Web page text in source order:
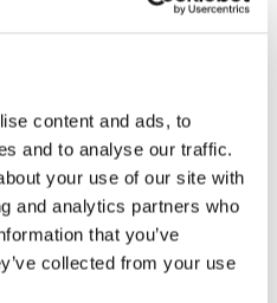
content and ads, to
and to analyse our traffic.
your use of our site with
and analytics partners who
that you’ve
collected from your use
no será publicada.
con *